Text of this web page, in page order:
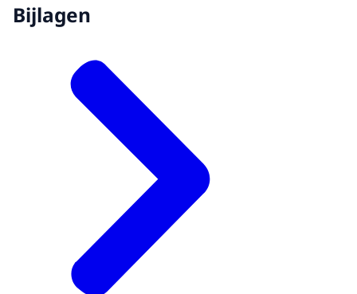
Bijlagen